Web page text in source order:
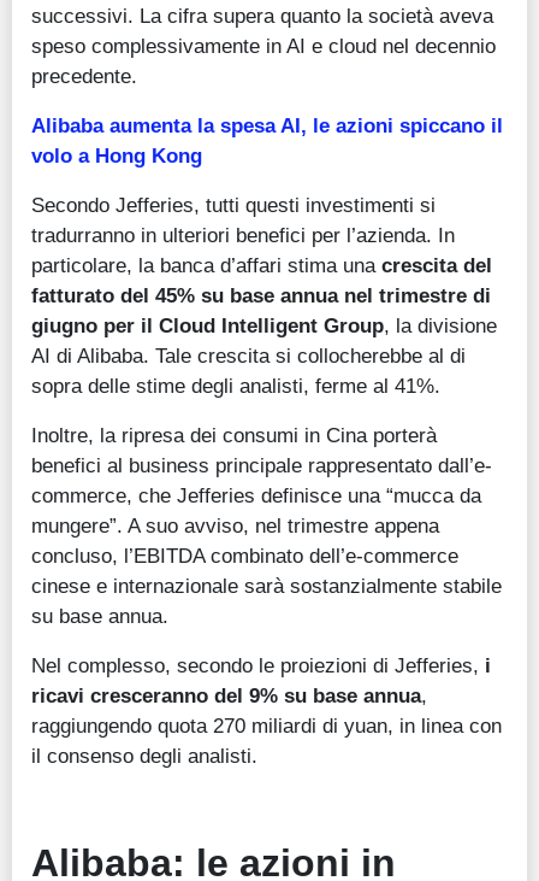
successivi. La cifra supera quanto la società aveva
speso complessivamente in AI e cloud nel decennio
precedente.
Alibaba aumenta la spesa AI, le azioni spiccano il
volo a Hong Kong
Secondo Jefferies, tutti questi investimenti si
tradurranno in ulteriori benefici per l’azienda. In
particolare, la banca d’affari stima una crescita del
fatturato del 45% su base annua nel trimestre di
giugno per il Cloud Intelligent Group, la divisione
AI di Alibaba. Tale crescita si collocherebbe al di
sopra delle stime degli analisti, ferme al 41%.
Inoltre, la ripresa dei consumi in Cina porterà
benefici al business principale rappresentato dall’e-
commerce, che Jefferies definisce una “mucca da
mungere”. A suo avviso, nel trimestre appena
concluso, l’EBITDA combinato dell’e-commerce
cinese e internazionale sarà sostanzialmente stabile
su base annua.
Nel complesso, secondo le proiezioni di Jefferies, i
ricavi cresceranno del 9% su base annua,
raggiungendo quota 270 miliardi di yuan, in linea con
il consenso degli analisti.
Alibaba: le azioni in